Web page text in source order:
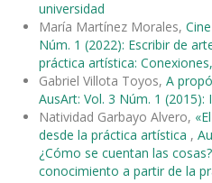
universidad
María Martínez Morales,
Núm. 1 (2022): Escribir de
práctica artística:
Gabriel Villota Toyos, A
AusArt: Vol. 3 Núm. 1
Natividad Garbayo Alvero,
desde la práctica artística ,
¿Cómo se cuentan las
conocimiento a partir de la